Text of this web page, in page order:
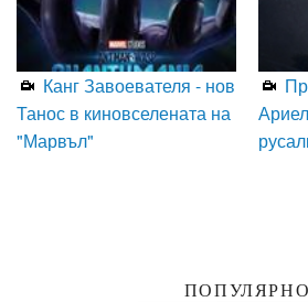
Канг Завоевателя - нов
Танос в киновселената на
"Марвъл"
ПОПУЛЯРНО